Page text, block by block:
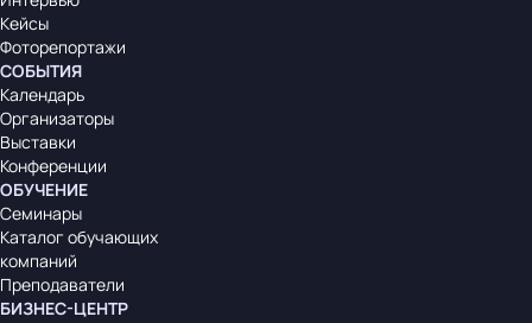
Кейсы
Фоторепортажи
СОБЫТИЯ
Календарь
Организаторы
Выставки
Конференции
ОБУЧЕНИЕ
Семинары
Каталог обучающих
компаний
Преподаватели
БИЗНЕС-ЦЕНТР